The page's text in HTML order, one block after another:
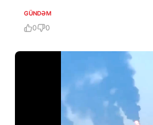
GÜNDƏM
0 0